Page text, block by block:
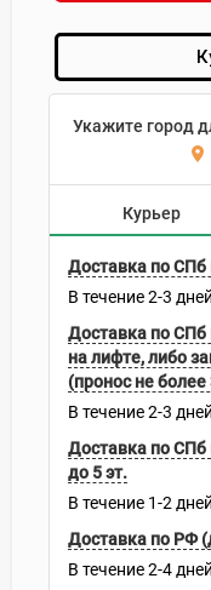
Укажите город
Курьер
Доставка по СПб
В течение2-3 дней
Доставка по
на лифте, либо
(пронос не
В течение2-3 дней
Доставка по
до 5 эт.
В течение 1-2 дней
Доставка по РФ
В течение2-4 дней